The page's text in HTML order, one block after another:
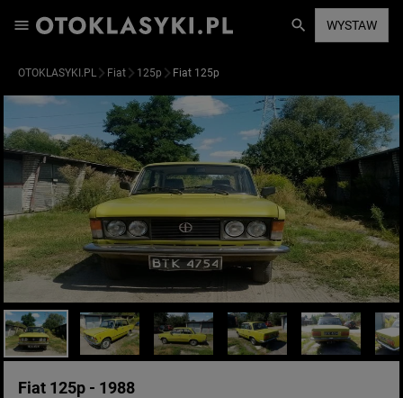
WYSTAW
OTOKLASYKI.PL Fiat 125p Fiat 125p
Fiat 125p - 1988